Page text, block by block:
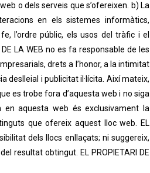
o dels serveis que s’ofereixen. b) La
en els sistemes informàtics,
l’ordre públic, els usos del tràfic i el
LA WEB no es fa responsable de les
drets a l’honor, a la intimitat
deslleial i publicitat il·lícita. Així mateix,
es trobe fora d’aquesta web i no siga
aquesta web és exclusivament la
que ofereix aquest lloc web. EL
dels llocs enllaçats; ni suggereix,
resultat obtingut. EL PROPIETARI DE